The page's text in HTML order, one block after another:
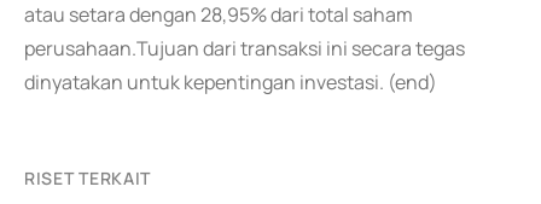
atau setara dengan 28,95% dari total saham
perusahaan.Tujuan dari transaksi ini secara tegas
dinyatakan untuk kepentingan investasi. (end)
RISET TERKAIT